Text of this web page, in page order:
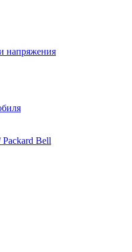
напряжения
Bell